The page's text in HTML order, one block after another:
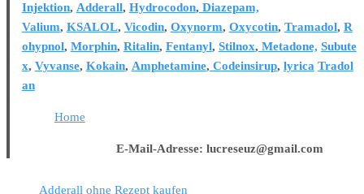
Injektion, Adderall, Hydrocodon, Diazepam,
Valium, KSALOL, Vicodin, Oxynorm, Oxycotin, Tramadol, R
ohypnol, Morphin, Ritalin, Fentanyl, Stilnox, Metadone, Subute
x, Vyvanse, Kokain, Amphetamine, Codeinsirup, lyrica Tradol
an
Home
E-Mail-Adresse: lucreseuz@gmail.com
Adderall ohne Rezept kaufen